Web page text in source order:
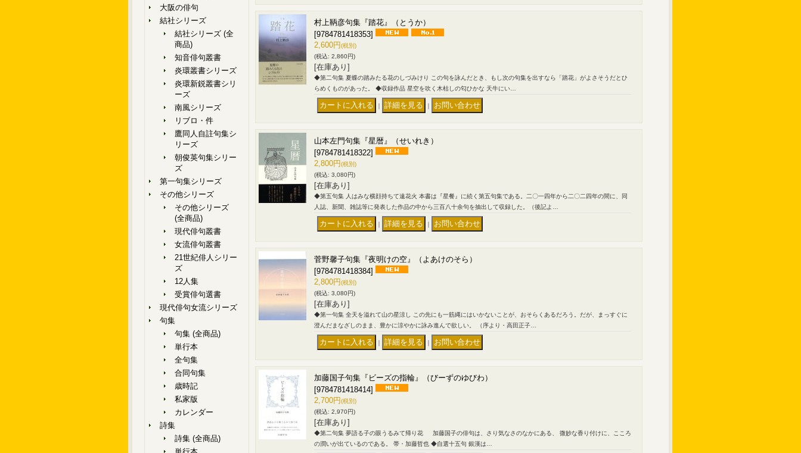
大阪の俳句
結社シリーズ
結社シリーズ (全
商品)
知音俳句叢書
炎環叢書シリーズ
炎環新鋭叢書シリ
ーズ
南風シリーズ
リブロ・件
鷹同人自註句集シ
リーズ
朝俊英句集シリー
ズ
第一句集シリーズ
その他シリーズ
その他シリーズ
(全商品)
現代俳句叢書
女流俳句叢書
21世紀俳人シリー
ズ
12人集
受賞俳句選書
現代俳句女流シリーズ
句集
句集 (全商品)
単行本
全句集
合同句集
歳時記
私家版
カレンダー
詩集
詩集 (全商品)
村上鞆彦句集『踏花』（とうか）
[9784781418353]
2,600円(税別)
(税込: 2,860円)
[在庫あり]
◆第二句集 夏蝶の踏みたる花のしづみけり この句を詠んだとき、もし次の句集を出すなら「踏花」がよさそうだとひ
らめくものがあった。 ◆収録作品 星空を吹く木枯しの匂ひかな 天牛にい…
｜ ｜
山本左門句集『星暦』（せいれき）
[9784781418322]
2,800円(税別)
(税込: 3,080円)
[在庫あり]
◆第五句集 人はみな横顔持ちて遠花火 本書は『星餐』に続く第五句集である。二〇一四年から二〇二四年の間に、同
人誌、新聞、雑誌等に発表した作品の中から三百八十余句を抽出して収録した。（後記よ…
｜ ｜
菅野馨子句集『夜明けの空』（よあけのそら）
[9784781418384]
2,800円(税別)
(税込: 3,080円)
[在庫あり]
◆第一句集 全天を溢れて山の星涼し この先にも一筋縄にはいかないことが、おそらくあるだろう。だが、まっすぐに
澄んだまなざしのまま、豊かに涼やかに詠み進んで欲しい。 （序より・高田正子…
｜ ｜
加藤国子句集『ビーズの指輪』（びーずのゆびわ）
[9784781418414]
2,700円(税別)
(税込: 2,970円)
[在庫あり]
◆第二句集 夢語る子の眼うるみて帰り花 加藤国子の俳句は、さり気なさのなかにある、 微妙な香り付けに、こころ
の潤いが出ているのである。 帯・加藤哲也 ◆自選十五句 銀漢は…